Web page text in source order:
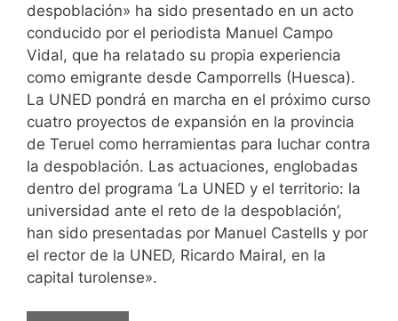
despoblación» ha sido presentado en un acto
conducido por el periodista Manuel Campo
Vidal, que ha relatado su propia experiencia
como emigrante desde Camporrells (Huesca).
La UNED pondrá en marcha en el próximo curso
cuatro proyectos de expansión en la provincia
de Teruel como herramientas para luchar contra
la despoblación. Las actuaciones, englobadas
dentro del programa ‘La UNED y el territorio: la
universidad ante el reto de la despoblación’,
han sido presentadas por Manuel Castells y por
el rector de la UNED, Ricardo Mairal, en la
capital turolense».